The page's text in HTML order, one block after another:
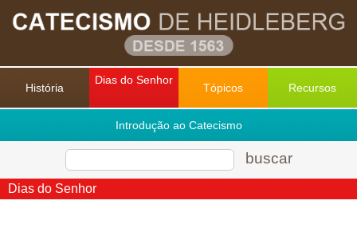
História
Dias do Senhor
Tópicos Recursos
Introdução ao Catecismo
buscar
Dias do Senhor